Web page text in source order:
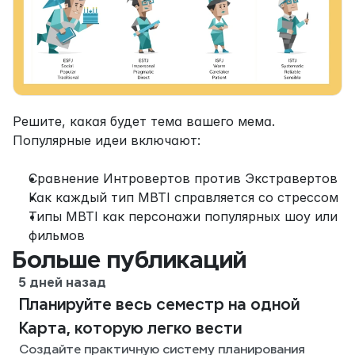
Решите, какая будет тема вашего мема.
Популярные идеи включают:
Сравнение Интровертов против Экстравертов
Как каждый тип MBTI справляется со стрессом
Типы MBTI как персонажи популярных шоу или
фильмов
Больше публикаций
5 дней назад
Планируйте весь семестр на одной
Карта, которую легко вести
Создайте практичную систему планирования